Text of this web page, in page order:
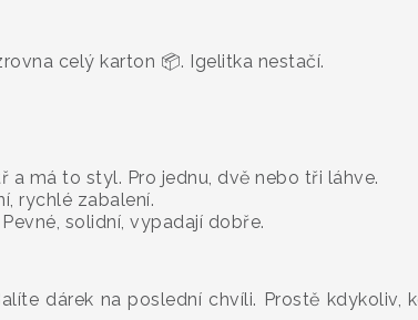
celý karton 📦. Igelitka nestačí.
a má to styl. Pro jednu, dvě nebo tři láhve.
rychlé zabalení.
solidní, vypadají dobře.
dárek na poslední chvíli. Prostě kdykoliv,